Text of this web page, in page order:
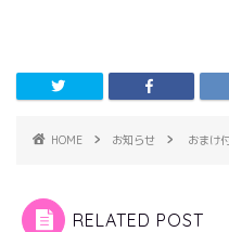
HOME お知らせ おまけ
RELATED POST